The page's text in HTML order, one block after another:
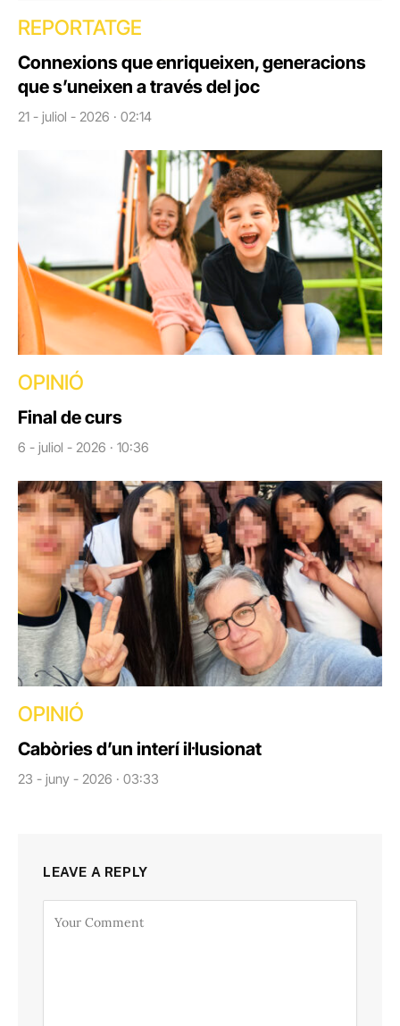
REPORTATGE
Connexions que enriqueixen, generacions
que s’uneixen a través del joc
21 - juliol - 2026 · 02:14
OPINIÓ
Final de curs
6 - juliol - 2026 · 10:36
OPINIÓ
Cabòries d’un interí il·lusionat
23 - juny - 2026 · 03:33
LEAVE A REPLY